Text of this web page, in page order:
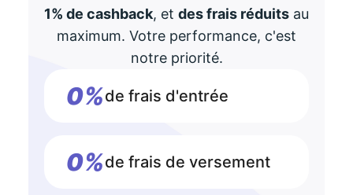
1% de cashback, et des frais réduits au
maximum. Votre performance, c'est
notre priorité.
0%de frais d'entrée
0%de frais de versement